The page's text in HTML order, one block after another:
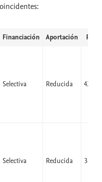
Financiación Aportación PVP
Selectiva Reducida 42,07
Selectiva Reducida 38,25